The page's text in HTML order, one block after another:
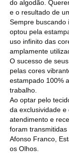
do algodão.
e o resultado de
Sempre buscando
optou pela
uso infinito das
amplamente
O sucesso de
pelas cores
estampado 100%
trabalho.
Ao optar pelo
da exclusividade
atendimento e
foram transmitidas
Afonso Franco,
os Olhos.